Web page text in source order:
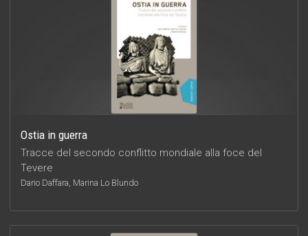
Ostia in guerra
Tracce del secondo conflitto mondiale alla foce del
Tevere
Dario Daffara, Marina Lo Blundo